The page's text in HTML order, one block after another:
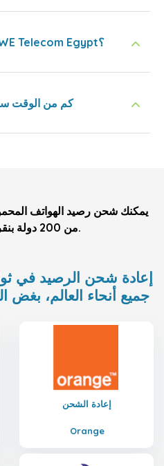
هل هناك عروض ترويجية من WE Telecom Egypt؟
كم من الوقت
من 200 دولة بنقرة واحدة فقط.
إعادة شحن الرصيد في
جميع أنحاء العالم،
إعادة الشحن
Orange